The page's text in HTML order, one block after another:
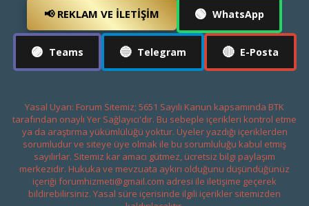
📢 REKLAM VE İLETIŞIM 🟢 WhatsApp
🟣 Teams 🔵 Telegram 🔴 E-Posta
Yasal Uyarı: Forum Sitemiz; 5651 Sayılı Kanun kapsamında BTK
tarafından onaylı Yer Sağlayıcı'dır. Bu sebeple içerikleri kontrol etme
ya da araştırma yükümlülüğü yoktur. Üyeler yazdığı içeriklerden
sorumludur ve siteye üye olmak ile bu sorumluluğu kabul etmiş
sayılırlar. Sitemiz kar amacı gütmez, ücretsiz bilgi paylaşım
merkezidir. Hukuka ve mevzuata aykırı olduğunu düşündüğünüz
içeriği forumhizmeti@gmail.com adresi ile iletişime geçerek
bildirebilirsiniz. Yasal süre içerisinde ilgili içerikler sitemizden